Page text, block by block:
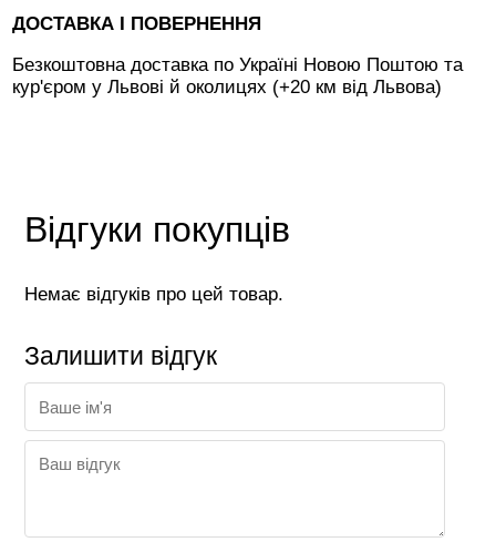
ДОСТАВКА І ПОВЕРНЕННЯ
Безкоштовна доставка по Україні Новою Поштою та
кур'єром у Львові й околицях (+20 км від Львова)
Відгуки покупців
Немає відгуків про цей товар.
Залишити відгук